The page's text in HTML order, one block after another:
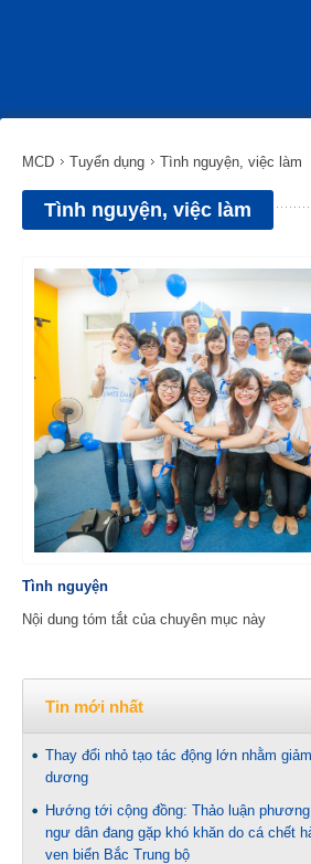
MCD Tuyển dụng Tình nguyện, việc làm
Tình nguyện, việc làm
Tình nguyện
Nội dung tóm tắt của chuyên mục này
Tin mới nhất
Thay đổi nhỏ tạo tác động lớn nhằm
dương
Hướng tới cộng đồng: Thảo luận
ngư dân đang gặp khó khăn do cá chết
ven biển Bắc Trung bộ